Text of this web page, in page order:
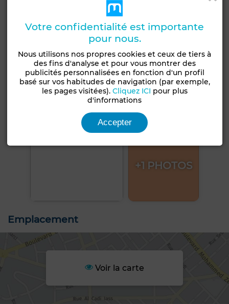
+1 PHOTOS
Emplacement
Voir la carte
Votre confidentialité est importante
pour nous.
Nous utilisons nos propres cookies et ceux de tiers à
des fins d'analyse et pour vous montrer des
publicités personnalisées en fonction d'un profil
basé sur vos habitudes de navigation (par exemple,
les pages visitées). Cliquez ICI pour plus
d'informations
Accepter